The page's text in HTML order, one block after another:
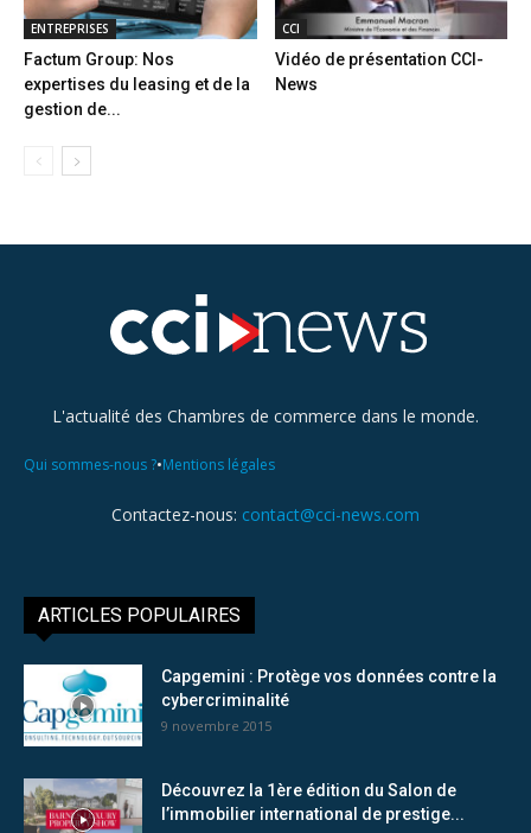
ENTREPRISES
Factum Group: Nos
expertises du leasing et de la
gestion de...
CCI
Vidéo de présentation CCI-
News
L'actualité des Chambres de commerce dans le monde.
Qui sommes-nous ?•Mentions légales
Contactez-nous: contact@cci-news.com
ARTICLES POPULAIRES
Capgemini : Protège vos données contre la
cybercriminalité
9 novembre 2015
Découvrez la 1ère édition du Salon de
l’immobilier international de prestige...